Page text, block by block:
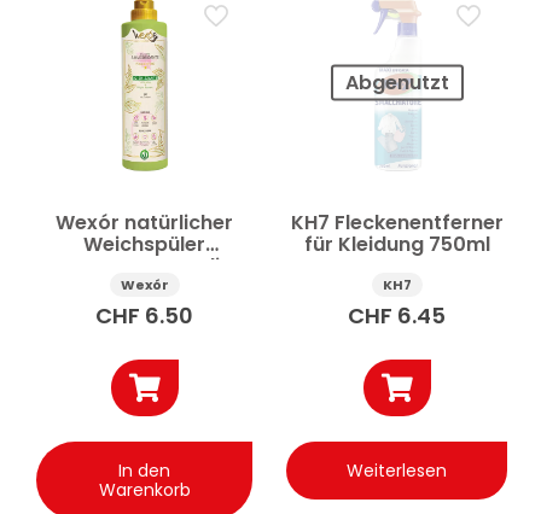
Wexór natürlicher
Weichspüler
Konzentrat Foglia
d’Oro 750 ml
Wexór
CHF 6.50
In den
Warenkorb
Abgenutzt
KH7 Fleckenentferner
für Kleidung 750ml
KH7
CHF 6.45
Weiterlesen